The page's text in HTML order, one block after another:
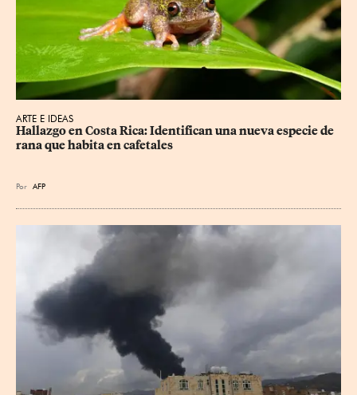
ARTE E IDEAS
Hallazgo en Costa Rica: Identifican una nueva especie de
rana que habita en cafetales
Por AFP